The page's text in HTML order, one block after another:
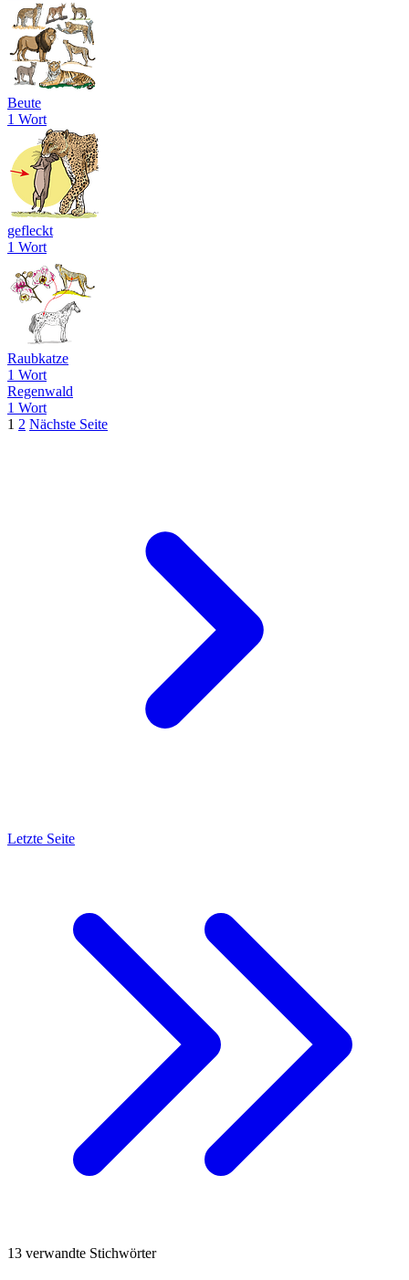
Beute
1 Wort
gefleckt
1 Wort
Raubkatze
1 Wort
Regenwald
1 Wort
1 2 Nächste Seite
Letzte Seite
13 verwandte Stichwörter